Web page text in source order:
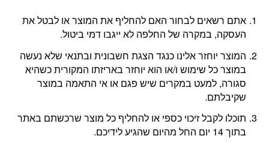
אתם רשאים לבחור האם להחליף את המוצר או לבטל את
העסקה, במקרה של החלפה לא ייגבו דמי ביטול.
המוצר יוחזר אלינו כנגד הצגת חשבונית ובתנאי שלא נעשה
במוצר כל שימוש ו/או הוא יוחזר באריזתו המקורית כשהיא
סגורה, למעט במקרים שיש פגם או אי התאמה במוצר
שקיבלתם.
תוכלו לקבל זיכוי כספי או להחליף כל מוצר שרכשתם באתר
בתוך 14 יום החל מהיום שהגיע לידיכם.